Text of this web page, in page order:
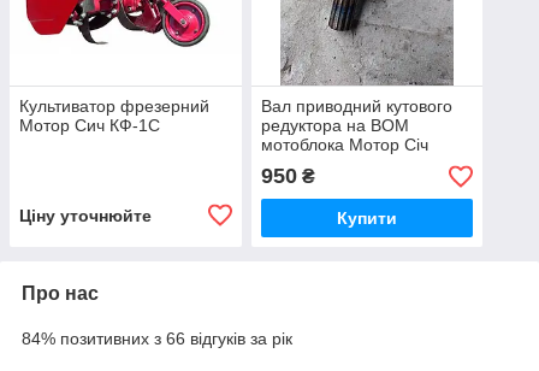
Культиватор фрезерний
Мотор Сич КФ-1С
Ціну уточнюйте
Вал приводний кутового
редуктора на ВОМ
мотоблока Мотор Січ
950₴
Купити
Про нас
84% позитивних з 66 відгуків за рік